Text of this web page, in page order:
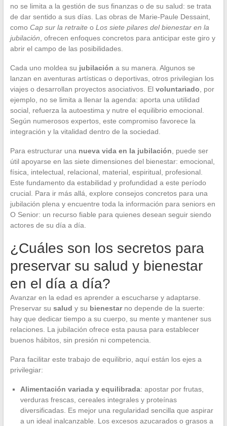
no se limita a la gestión de sus finanzas o de su salud: se trata
de dar sentido a sus días. Las obras de Marie-Paule Dessaint,
como Cap sur la retraiteo Los siete pilares del bienestar en la
jubilación , ofrecen enfoques concretos para anticipar este giro y
abrir el campo de las posibilidades.
Cada uno moldea su jubilación a su manera. Algunos se
lanzan en aventuras artísticas o deportivas, otros privilegian los
viajes o desarrollan proyectos asociativos. El voluntariado , por
ejemplo, no se limita a llenar la agenda: aporta una utilidad
social, refuerza la autoestima y nutre el equilibrio emocional.
Según numerosos expertos, este compromiso favorece la
integración y la vitalidad dentro de la sociedad.
Para estructurar una nueva vida en la jubilación , puede ser
útil apoyarse en las siete dimensiones del bienestar: emocional,
física, intelectual, relacional, material, espiritual, profesional.
Este fundamento da estabilidad y profundidad a este período
crucial. Para ir más allá, explore consejos concretos para una
jubilación plena y encuentre toda la información para seniors en
O Senior: un recurso fiable para quienes desean seguir siendo
actores de su día a día.
¿Cuáles son los secretos para
preservar su salud y bienestar
en el día a día?
Avanzar en la edad es aprender a escucharse y adaptarse.
Preservar su salud y su bienestarno depende de la suerte:
hay que dedicar tiempo a su cuerpo, su mente y mantener sus
relaciones. La jubilación ofrece esta pausa para establecer
buenos hábitos, sin presión ni competencia.
Para facilitar este trabajo de equilibrio, aquí están los ejes a
privilegiar:
Alimentación variada y equilibrada: apostar por frutas,
verduras frescas, cereales integrales y proteínas
diversificadas. Es mejor una regularidad sencilla que aspirar
a un ideal inalcanzable. Los excesos azucarados o grasos a